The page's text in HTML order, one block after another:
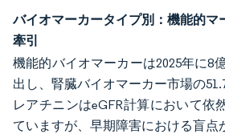
バイオマーカータイプ別：機能的マ
牽引
機能的バイオマーカーは2025年に8
出し、腎臓バイオマーカー市場の
レアチニンはeGFR計算において依
ていますが、早期障害における盲点